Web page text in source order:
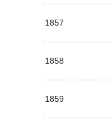
1857
1858
1859